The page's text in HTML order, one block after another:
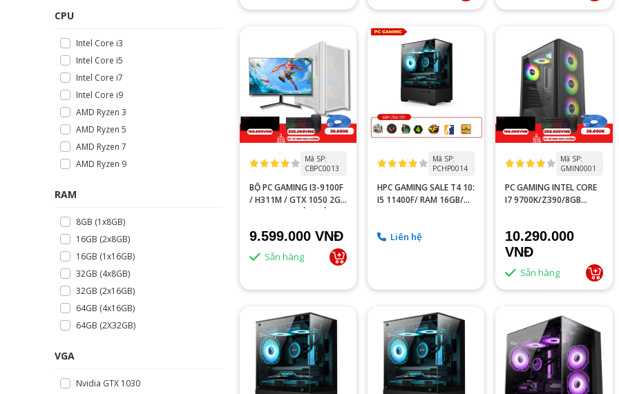
CPU
Intel Core i3
Intel Core i5
Intel Core i7
Intel Core i9
AMD Ryzen 3
AMD Ryzen 5
AMD Ryzen 7
AMD Ryzen 9
RAM
8GB (1x8GB)
16GB (2x8GB)
16GB (1x16GB)
32GB (4x8GB)
32GB (2x16GB)
64GB (4x16GB)
64GB (2X32GB)
VGA
Nvidia GTX 1030
Mã SP:
CBPC0013
BỘ PC GAMING I3-9100F
/ H311M / GTX 1050 2GB
/ RAM 8GB / KÈM MÀN
CHÍNH HÃNG
9.599.000 VNĐ
Sẵn hàng
Mã SP:
PCHP0014
HPC GAMING SALE T4 10:
I5 11400F/ RAM 16GB/
Liên hệ
Mã SP:
GMIN0001
PC GAMING INTEL CORE
I7 9700K/Z390/8GB
10.290.000
VNĐ
Sẵn hàng